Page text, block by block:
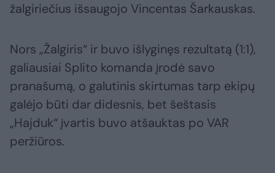
žalgiriečius išsaugojo Vincentas Šarkauskas.
Nors „Žalgiris“ ir buvo išlyginęs rezultatą (1:1),
galiausiai Splito komanda įrodė savo
pranašumą, o galutinis skirtumas tarp ekipų
galėjo būti dar didesnis, bet šeštasis
„Hajduk“ įvartis buvo atšauktas po VAR
peržiūros.